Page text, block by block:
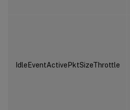
IdleEventActivePktSizeThrottle